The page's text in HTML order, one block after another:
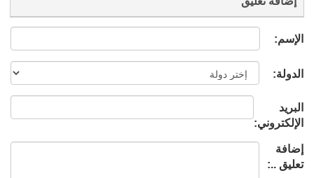
الإسم:
الدولة:
البريد
الإلكتروني:
إضافة
تعليق ..: